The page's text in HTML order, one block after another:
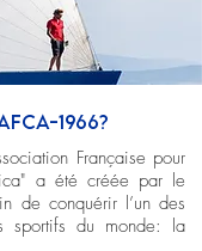
1966?
Française pour
a été créée par le
de conquérir l’un des
sportifs du monde: la